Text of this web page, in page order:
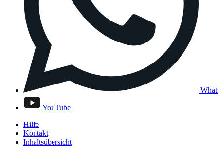
YouTube
Hilfe
Kontakt
Inhaltsübersicht